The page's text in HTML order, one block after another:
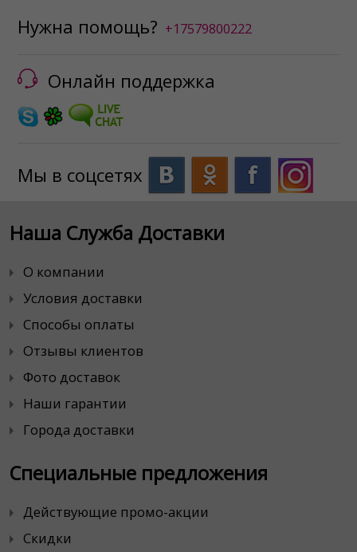
Нужна помощь? +17579800222
Онлайн поддержка
Мы в соцсетях
Наша Служба Доставки
О компании
Условия доставки
Способы оплаты
Отзывы клиентов
Фото доставок
Наши гарантии
Города доставки
Специальные предложения
Действующие промо-акции
Скидки